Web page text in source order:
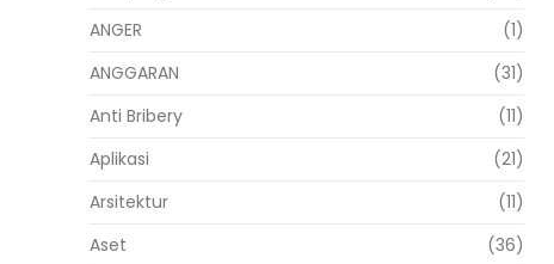
ANGER
(1)
ANGGARAN
(31)
Anti Bribery
(11)
Aplikasi
(21)
Arsitektur
(11)
Aset
(36)